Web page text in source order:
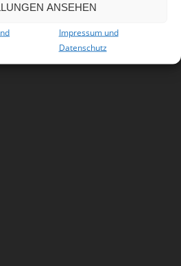
ANSEHEN
Impressum und
Datenschutz